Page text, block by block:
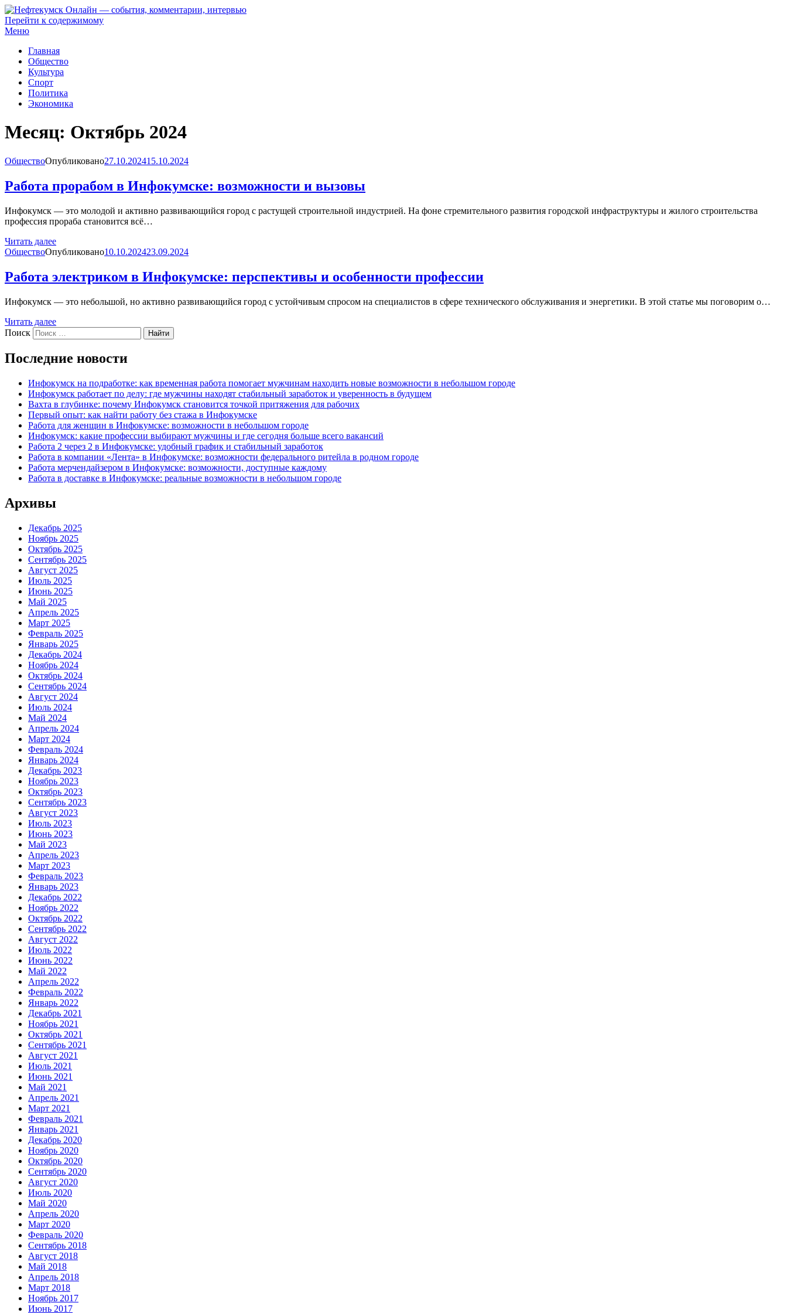
Нефтекумск Онлайн — события, комментарии, интервью
Перейти к содержимому
Меню
Главная
Общество
Культура
Спорт
Политика
Экономика
Месяц: Октябрь 2024
ОбществоОпубликовано27.10.202415.10.2024
Работа прорабом в Инфокумске: возможности и вызовы
Инфокумск — это молодой и активно развивающийся город с растущей строительной индустрией. На фоне стремительного развития городской инфраструктуры и жилого строительства
профессия прораба становится всё…
Читать далее
ОбществоОпубликовано10.10.202423.09.2024
Работа электриком в Инфокумске: перспективы и особенности профессии
Инфокумск — это небольшой, но активно развивающийся город с устойчивым спросом на специалистов в сфере технического обслуживания и энергетики. В этой статье мы поговорим о…
Читать далее
Поиск
Найти
Последние новости
Инфокумск на подработке: как временная работа помогает мужчинам находить новые возможности в небольшом городе
Инфокумск работает по делу: где мужчины находят стабильный заработок и уверенность в будущем
Вахта в глубинке: почему Инфокумск становится точкой притяжения для рабочих
Первый опыт: как найти работу без стажа в Инфокумске
Работа для женщин в Инфокумске: возможности в небольшом городе
Инфокумск: какие профессии выбирают мужчины и где сегодня больше всего вакансий
Работа 2 через 2 в Инфокумске: удобный график и стабильный заработок
Работа в компании «Лента» в Инфокумске: возможности федерального ритейла в родном городе
Работа мерчендайзером в Инфокумске: возможности, доступные каждому
Работа в доставке в Инфокумске: реальные возможности в небольшом городе
Архивы
Декабрь 2025
Ноябрь 2025
Октябрь 2025
Сентябрь 2025
Август 2025
Июль 2025
Июнь 2025
Май 2025
Апрель 2025
Март 2025
Февраль 2025
Январь 2025
Декабрь 2024
Ноябрь 2024
Октябрь 2024
Сентябрь 2024
Август 2024
Июль 2024
Май 2024
Апрель 2024
Март 2024
Февраль 2024
Январь 2024
Декабрь 2023
Ноябрь 2023
Октябрь 2023
Сентябрь 2023
Август 2023
Июль 2023
Июнь 2023
Май 2023
Апрель 2023
Март 2023
Февраль 2023
Январь 2023
Декабрь 2022
Ноябрь 2022
Октябрь 2022
Сентябрь 2022
Август 2022
Июль 2022
Июнь 2022
Май 2022
Апрель 2022
Февраль 2022
Январь 2022
Декабрь 2021
Ноябрь 2021
Октябрь 2021
Сентябрь 2021
Август 2021
Июль 2021
Июнь 2021
Май 2021
Апрель 2021
Март 2021
Февраль 2021
Январь 2021
Декабрь 2020
Ноябрь 2020
Октябрь 2020
Сентябрь 2020
Август 2020
Июль 2020
Май 2020
Апрель 2020
Март 2020
Февраль 2020
Сентябрь 2018
Август 2018
Май 2018
Апрель 2018
Март 2018
Ноябрь 2017
Июнь 2017